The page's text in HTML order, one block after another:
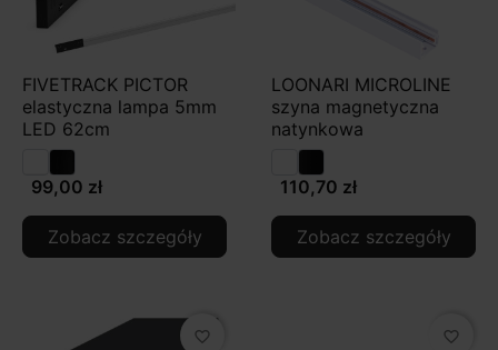
FIVETRACK PICTOR
elastyczna lampa 5mm
LED 62cm
99,00 zł
Zobacz szczegóły
LOONARI MICROLINE
szyna magnetyczna
natynkowa
110,70 zł
Zobacz szczegóły
favorite_border favorite_border